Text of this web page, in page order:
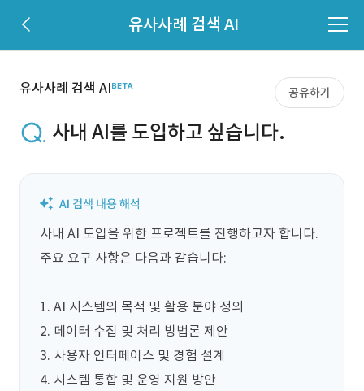
유사사례 검색 AI
유사사례 검색 AI 공유하기
사내 AI를 도입하고 싶습니다.
사내 AI 도입을 위한 프로젝트를 진행하고자 합니다.
주요 요구 사항은 다음과 같습니다:
1. AI 시스템의 목적 및 활용 분야 정의
2. 데이터 수집 및 처리 방법론 제안
3. 사용자 인터페이스 및 경험 설계
4. 시스템 통합 및 운영 지원 방안